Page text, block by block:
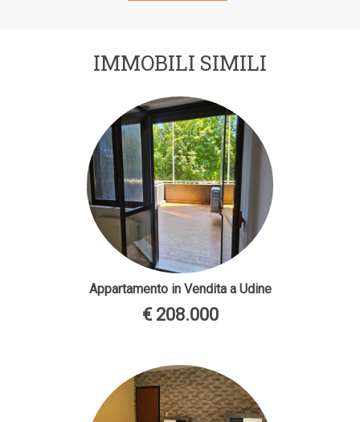
IMMOBILI SIMILI
Appartamento in Vendita a Udine
€ 208.000